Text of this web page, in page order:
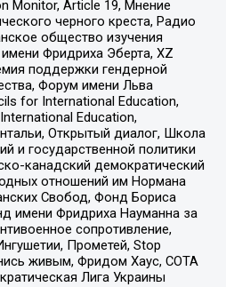
Monitor, Article 19, Мнение
черного креста, Радио
общество изучения
Фридриха Эберта, XZ
поддержки гендерной
Форум имени Льва
for International Education,
Education,
Открытый диалог, Школа
и государственной политики
канадский демократический
отношений им Нормана
Свобод, Фонд Бориса
имени Фридриха Науманна за
сопротивление,
Прометей, Stop
живым, Фридом Хаус, СОТА
Лига Украины